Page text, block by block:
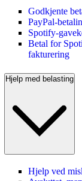
Godkjente
PayPal-
Spotify-
Betal for
fakturering
Hjelp med belasting
Hjelp ved